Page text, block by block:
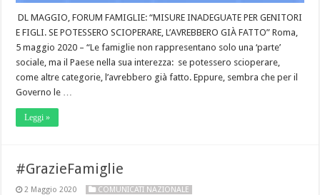
DL MAGGIO, FORUM FAMIGLIE: “MISURE INADEGUATE PER GENITORI
E FIGLI. SE POTESSERO SCIOPERARE, L’AVREBBERO GIÀ FATTO” Roma,
5 maggio 2020 – “Le famiglie non rappresentano solo una ‘parte’
sociale, ma il Paese nella sua interezza: se potessero scioperare,
come altre categorie, l’avrebbero già fatto. Eppure, sembra che per il
Governo le …
Leggi »
#GrazieFamiglie
2 Maggio 2020 COMUNICATI NAZIONALE